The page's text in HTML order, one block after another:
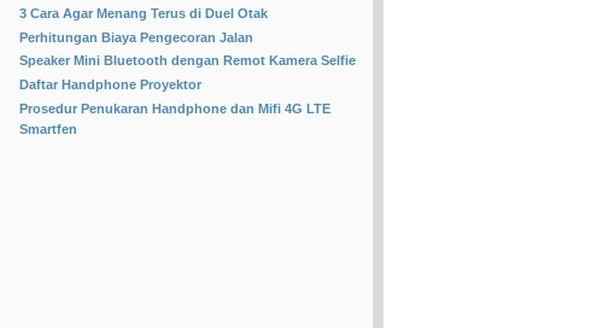
3 Cara Agar Menang Terus di Duel Otak
Perhitungan Biaya Pengecoran Jalan
Speaker Mini Bluetooth dengan Remot Kamera Selfie
Daftar Handphone Proyektor
Prosedur Penukaran Handphone dan Mifi 4G LTE
Smartfen